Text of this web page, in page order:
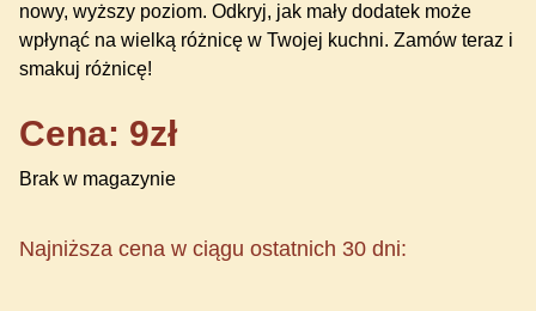
nowy, wyższy poziom. Odkryj, jak mały dodatek może
wpłynąć na wielką różnicę w Twojej kuchni. Zamów teraz i
smakuj różnicę!
Cena: 9zł
Brak w magazynie
Najniższa cena w ciągu ostatnich 30 dni: